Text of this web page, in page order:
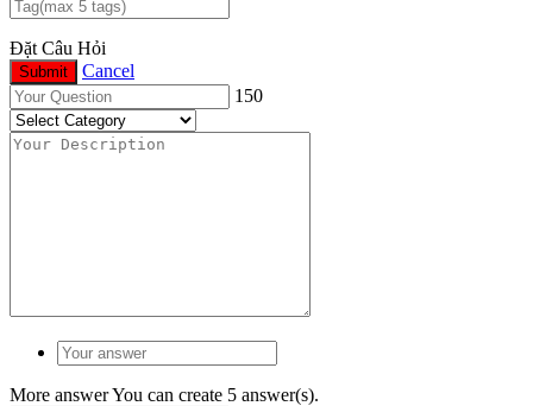
Đặt Câu Hỏi
Submit
Cancel
150
More answerYou can create 5 answer(s).